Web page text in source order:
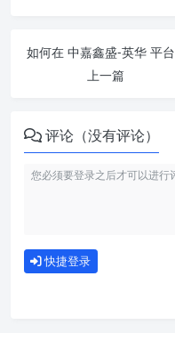
上一篇
评论（没有评论）
快捷登录